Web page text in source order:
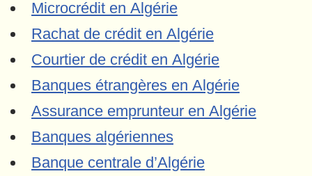
Microcrédit en Algérie
Rachat de crédit en Algérie
Courtier de crédit en Algérie
Banques étrangères en Algérie
Assurance emprunteur en Algérie
Banques algériennes
Banque centrale d’Algérie